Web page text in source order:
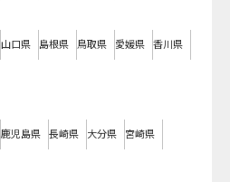
山口県 島根県 鳥取県 愛媛県 香川県
鹿児島県 長崎県 大分県 宮崎県